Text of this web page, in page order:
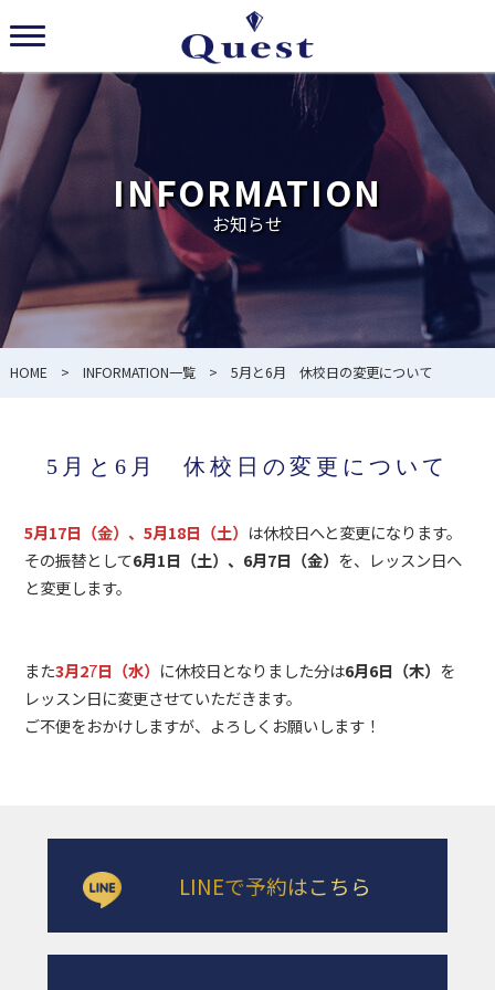
INFORMATION
お知らせ
HOME> INFORMATION一覧> 5月と6月 休校日の変更について
5月と6月 休校日の変更について
5月17日（金）、5月18日（土） は休校日へと変更になります。
その振替として6月1日（土）、6月7日（金） を、レッスン日へ
と変更します。
また3月27日（水） に休校日となりました分は6月6日（木） を
レッスン日に変更させていただきます。
ご不便をおかけしますが、よろしくお願いします！
LINEで予約はこちら